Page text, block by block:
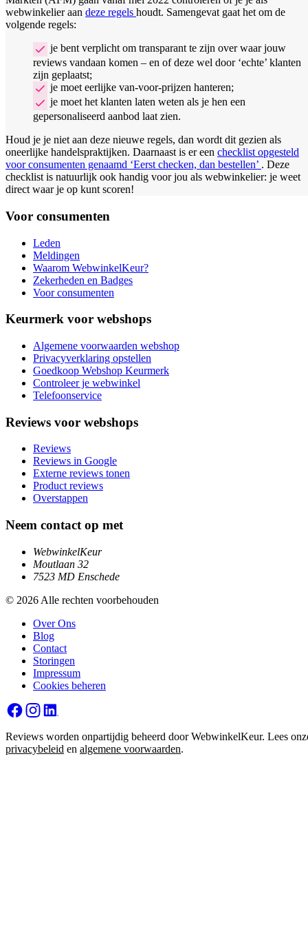
webwinkelier aan deze regels houdt. Samengevat gaat het om de
volgende regels:
je bent verplicht om transparant te zijn over waar jouw
reviews vandaan komen – en of deze wel door ‘echte’ klanten
zijn geplaatst;
je moet eerlijke van-voor-prijzen hanteren;
je moet het klanten laten weten als je hen een
gepersonaliseerd aanbod laat zien.
Houd je je niet aan deze nieuwe regels, dan wordt dit gezien als
oneerlijke handelspraktijken. Daarnaast is er een checklist opgesteld
voor consumenten genaamd ‘Eerst checken, dan bestellen’ . Deze
checklist is natuurlijk ook handig voor jou als webwinkelier: je weet
direct waar je op kunt scoren!
Voor consumenten
Leden
Meldingen
Waarom WebwinkelKeur?
Zekerheden en Badges
Voor consumenten
Keurmerk voor webshops
Algemene voorwaarden webshop
Privacyverklaring opstellen
Goedkoop Webshop Keurmerk
Controleer je webwinkel
Telefoonservice
Reviews voor webshops
Reviews
Reviews in Google
Externe reviews tonen
Product reviews
Overstappen
Neem contact op met
WebwinkelKeur
Moutlaan 32
7523 MD Enschede
© 2026 Alle rechten voorbehouden
Over Ons
Blog
Contact
Storingen
Impressum
Cookies beheren
Reviews worden onpartijdig beheerd door WebwinkelKeur. Lees
privacybeleid en algemene voorwaarden.